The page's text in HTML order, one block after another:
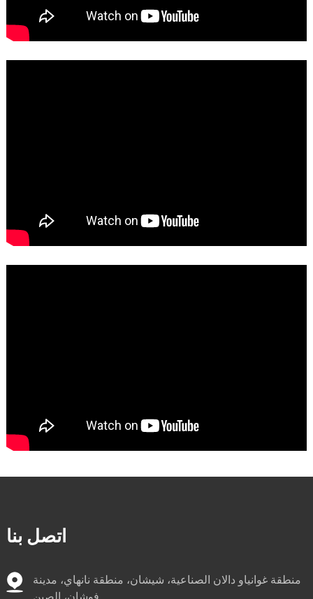
اتصل بنا
منطقة غوانياو دالان الصناعية، شيشان، منطقة نانهاي، مدينة
فوشان، الصين